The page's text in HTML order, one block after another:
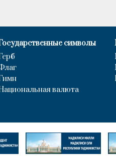
символы
валюта